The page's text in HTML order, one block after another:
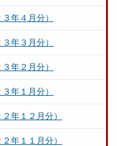
年４月分）
年３月分）
年２月分）
年１月分）
年１２月分）
年１１月分）